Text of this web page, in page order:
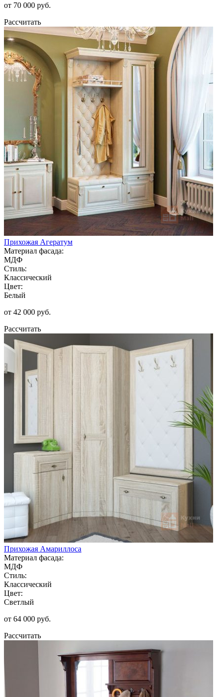
от 70 000 руб.
Рассчитать
Прихожая Агератум
Материал фасада:
МДФ
Стиль:
Классический
Цвет:
Белый
от 42 000 руб.
Рассчитать
Прихожая Амариллоса
Материал фасада:
МДФ
Стиль:
Классический
Цвет:
Светлый
от 64 000 руб.
Рассчитать